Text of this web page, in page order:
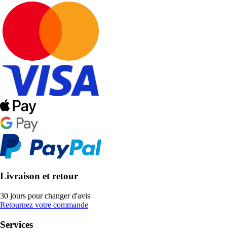
Livraison et retour
30 jours pour changer d'avis
Retournez votre commande
Services